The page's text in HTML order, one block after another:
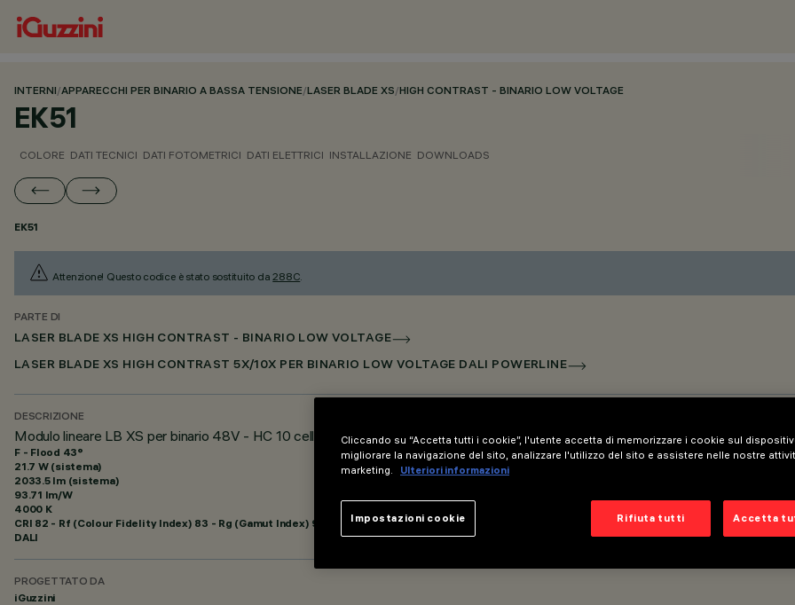
INTERNI/APPARECCHI PER BINARIO A BASSA TENSIONE/LASER BLADE XS/HIGH CONTRAST - BINARIO LOW VOLTAGE
EK51
COLORE DATI TECNICI DATI FOTOMETRICI DATI ELETTRICI INSTALLAZIONE DOWNLOADS
EK51
Attenzione! Questo codice è stato sostituito da288C.
PARTE DI
LASER BLADE XS HIGH CONTRAST - BINARIO LOW VOLTAGE
LASER BLADE XS HIGH CONTRAST 5X/10X PER BINARIO LOW VOLTAGE DALI POWERLINE
DESCRIZIONE
Modulo lineare LB XS per binario 48V - HC 10 celle - Flood beam
F - Flood 43°
21.7 W (sistema)
2033.5 lm (sistema)
93.71 lm/W
4000 K
CRI 82 - Rf (Colour Fidelity Index) 83 - Rg (Gamut Index) 92
DALI
PROGETTATO DA
iGuzzini
Cliccando su “Accetta tutti i cookie”, l'utente accetta di memorizzare i cookie sul
migliorare la navigazione del sito, analizzare l'utilizzo del sito e assistere nelle nostre
marketing.
Ulteriori informazioni
Rifiuta tutti Accetta
Impostazioni cookie